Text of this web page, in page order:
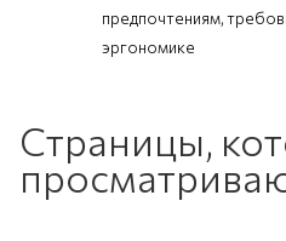
предпочтениям,
эргономике
Страницы,